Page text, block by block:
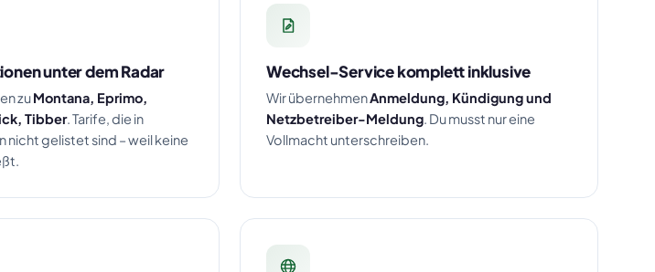
unter dem Radar
zuMontana, Eprimo,
Tibber. Tarife, die in
nicht gelistet sind – weil keine
Wechsel-Service komplett inklusive
Wir übernehmenAnmeldung, Kündigung und
Netzbetreiber-Meldung. Du musst nur eine
Vollmacht unterschreiben.